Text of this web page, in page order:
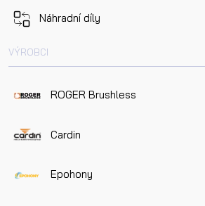
Náhradní díly
VÝROBCI
ROGER Brushless
Cardin
Epohony